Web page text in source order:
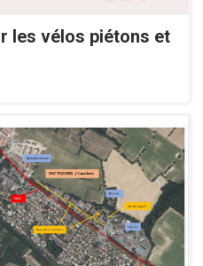
les vélos piétons et